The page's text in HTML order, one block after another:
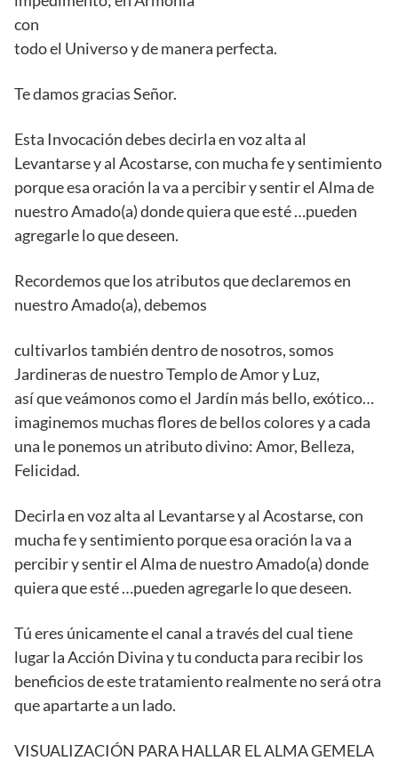
con
todo el Universo y de manera perfecta.
Te damos gracias Señor.
Esta Invocación debes decirla en voz alta al
Levantarse y al Acostarse, con mucha fe y sentimiento
porque esa oración la va a percibir y sentir el Alma de
nuestro Amado(a) donde quiera que esté …pueden
agregarle lo que deseen.
Recordemos que los atributos que declaremos en
nuestro Amado(a), debemos
cultivarlos también dentro de nosotros, somos
Jardineras de nuestro Templo de Amor y Luz,
así que veámonos como el Jardín más bello, exótico…
imaginemos muchas flores de bellos colores y a cada
una le ponemos un atributo divino: Amor, Belleza,
Felicidad.
Decirla en voz alta al Levantarse y al Acostarse, con
mucha fe y sentimiento porque esa oración la va a
percibir y sentir el Alma de nuestro Amado(a) donde
quiera que esté …pueden agregarle lo que deseen.
Tú eres únicamente el canal a través del cual tiene
lugar la Acción Divina y tu conducta para recibir los
beneficios de este tratamiento realmente no será otra
que apartarte a un lado.
VISUALIZACIÓN PARA HALLAR EL ALMA GEMELA